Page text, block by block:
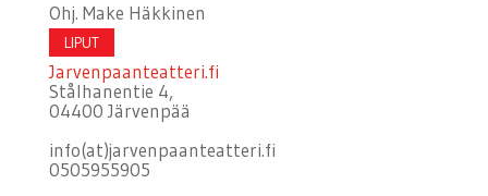
Ohj. Make Häkkinen
LIPUT
Jarvenpaanteatteri.fi
Stålhanentie 4,
04400 Järvenpää
info(at)jarvenpaanteatteri.fi
0505955905